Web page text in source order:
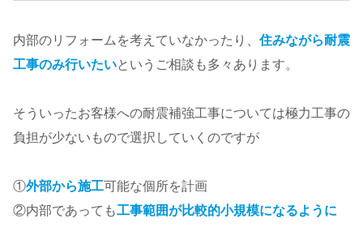
内部のリフォームを考えていなかったり、 住みながら耐震
工事のみ行いたいというご相談も多々あります。
そういったお客様への耐震補強工事については極力工事の
負担が少ないもので選択していくのですが
①外部から施工可能な個所を計画
②内部であっても工事範囲が比較的小規模になるように